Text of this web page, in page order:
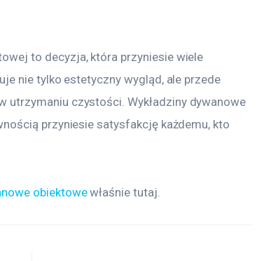
to decyzja, która przyniesie wiele
nie tylko estetyczny wygląd, ale przede
utrzymaniu czystości. Wykładziny dywanowe
przyniesie satysfakcję każdemu, kto
obiektowe właśnie tutaj.